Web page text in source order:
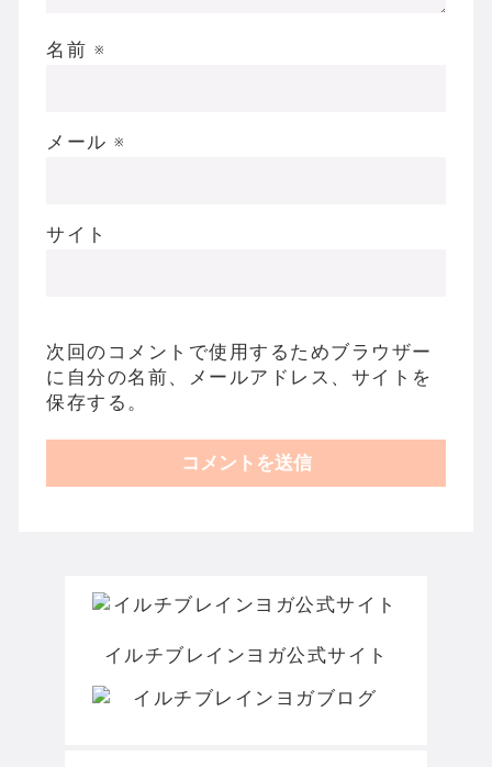
イルチブレインヨガ公式サイト
名前 ※
メール ※
サイト
次回のコメントで使用するためブラウザー
に自分の名前、メールアドレス、サイトを
保存する。